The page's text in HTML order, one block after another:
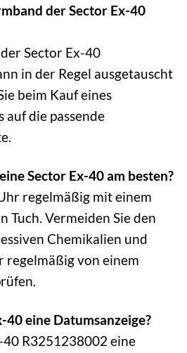
der Sector Ex-40
Sector Ex-40
in der Regel ausgetauscht
beim Kauf eines
auf die passende
Sector Ex-40 am besten?
regelmäßig mit einem
Tuch. Vermeiden Sie den
Chemikalien und
regelmäßig von einem
40 eine Datumsanzeige?
40 R3251238002 eine